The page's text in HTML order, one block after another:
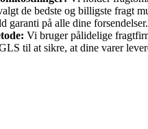
de bedste og billigste fragt
garanti på alle dine forsendelser.
Vi bruger pålidelige
til at sikre, at dine varer